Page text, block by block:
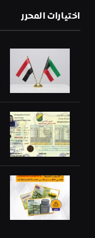
اختيارات المحرر